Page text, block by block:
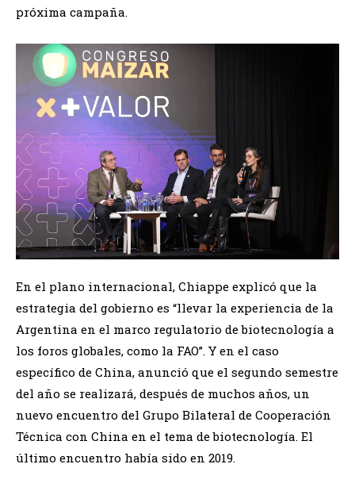
próxima campaña.
En el plano internacional, Chiappe explicó que la
estrategia del gobierno es “llevar la experiencia de la
Argentina en el marco regulatorio de biotecnología a
los foros globales, como la FAO”. Y en el caso
específico de China, anunció que el segundo semestre
del año se realizará, después de muchos años, un
nuevo encuentro del Grupo Bilateral de Cooperación
Técnica con China en el tema de biotecnología. El
último encuentro había sido en 2019.